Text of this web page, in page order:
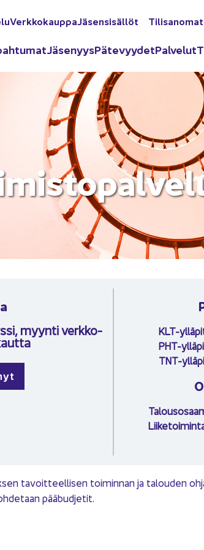
Verk­ko­kaup­paJä­sen­si­säl­löt Ti­li­sa­no­mat
Jä­se­nyysPä­te­vyy­detPal­ve­lut
myyn­ti verk­ko­ KLT-​
PHT-​
TNT-​
ta­voit­teel­li­sen toi­min­nan ja ta­lou­den
pää­bud­je­tit.